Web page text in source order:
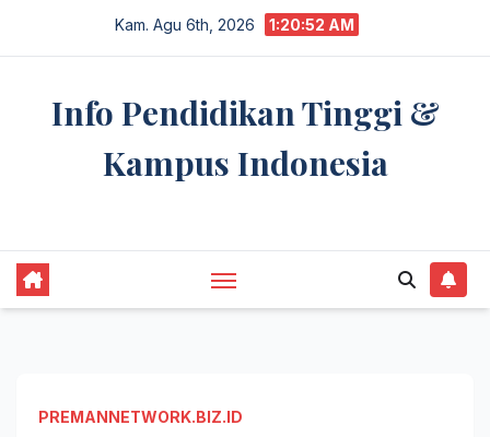
Kam. Agu 6th, 2026 1:20:53 AM
Info Pendidikan Tinggi &
Kampus Indonesia
PREMANNETWORK.BIZ.ID